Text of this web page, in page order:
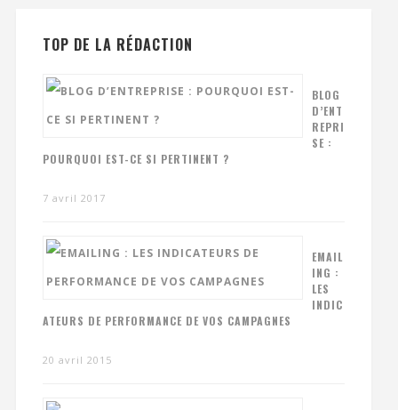
TOP DE LA RÉDACTION
BLOG
D’ENT
REPRI
SE :
POURQUOI EST-CE SI PERTINENT ?
7 avril 2017
EMAIL
ING :
LES
INDIC
ATEURS DE PERFORMANCE DE VOS CAMPAGNES
20 avril 2015